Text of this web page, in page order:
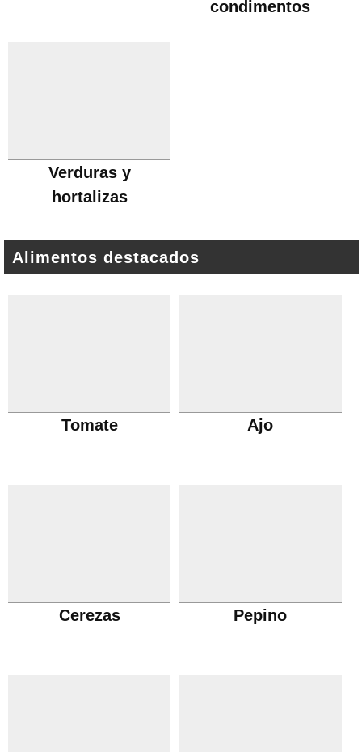
condimentos
Verduras y
hortalizas
Alimentos destacados
Tomate Ajo
Cerezas Pepino